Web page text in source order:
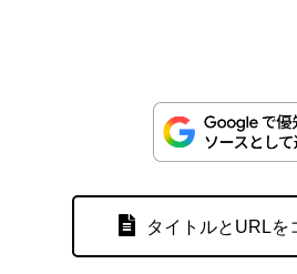
タイトルとURLを